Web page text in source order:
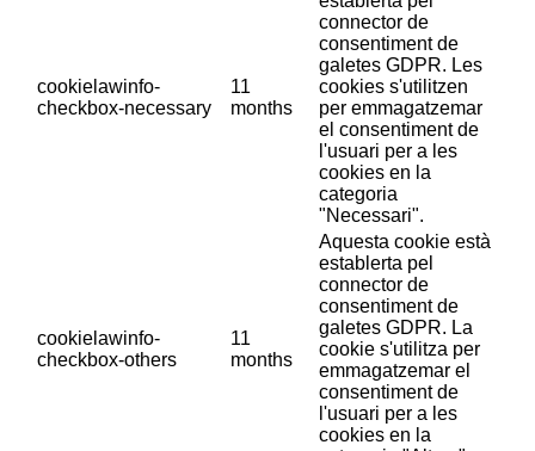
cookielawinfo-
checkbox-necessary
11
months
connector de
consentiment de
galetes GDPR. Les
cookies s'utilitzen
per emmagatzemar
el consentiment de
l'usuari per a les
cookies en la
categoria
"Necessari".
cookielawinfo-
checkbox-others
11
months
Aquesta cookie està
establerta pel
connector de
consentiment de
galetes GDPR. La
cookie s'utilitza per
emmagatzemar el
consentiment de
l'usuari per a les
cookies en la